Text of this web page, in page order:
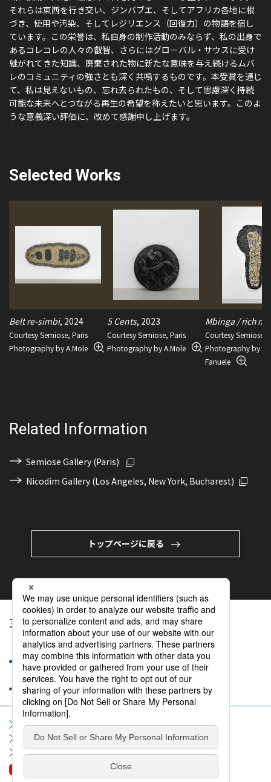
それらは東西を行き交い、ジンバブエ、そしてアフリカ各地に根
づき、使用や汚染、そしてレジリエンス（回復力）の物語を宿し
ています。この栄誉は、私自身の制作活動のみならず、私の出身で
あるコレコレの人々の叡智、さらにはグローバル・サウスに受け
継がれてきた知識、廃棄された物に新たな意味を与え続けるムバ
レのコミュニティの強さとも深く共鳴するものです。本受賞を通じ
て、私は見えないもの、忘れ去られたもの、そして思慮深く持続
可能な未来へとつながる再生の希望を称えたいと思います。このよ
うな意義深い評価に、改めて感謝申し上げます。
Selected Works
Belt re-simbi, 2024
Courtesy Semiose, Paris
Photography by A.Mole
5 Cents, 2023
Courtesy Semiose, Paris
Photography by A.Mole
Mbinga / rich
Courtesy Semiose,
Photography by
Fanuele
Related Information
Semiose Gallery (Paris)
Nicodim Gallery (Los Angeles, New York, Bucharest)
トップページに戻る
主催企業
サイトマップ サイト利用規約
個人情報保護方針
ソーシャルメディア利用規約
情報セキュリティポリシー
お問い合わせ
よくいただくご質問